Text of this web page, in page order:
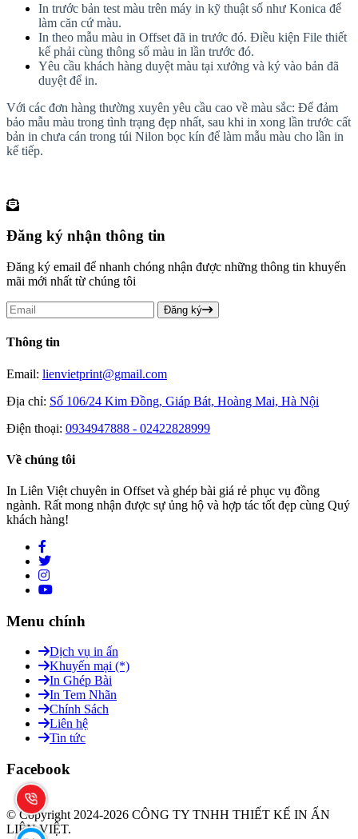
In trước bản test màu trên máy in kỹ thuật số như Konica để
làm căn cứ màu.
In theo mẫu màu in Offset đã in trước đó. Điều kiện File thiết
kế phải cùng thông số màu in lần trước đó.
Yêu cầu khách hàng duyệt màu tại xưởng và ký vào bản đã
duyệt để in.
Với các đơn hàng thường xuyên yêu cầu cao về màu sắc: Để đảm
bảo mẫu màu trong tình trạng đẹp nhất, sau khi in xong lần trước cất
bản in chưa cán trong túi Nilon bọc kín để làm mẫu màu cho lần in
kế tiếp.
Đăng ký nhận thông tin
Đăng ký email để nhanh chóng nhận được những thông tin khuyến
mãi mới nhất từ chúng tôi
Đăng ký
Thông tin
Email: lienvietprint@gmail.com
Địa chỉ: Số 106/24 Kim Đồng, Giáp Bát, Hoàng Mai, Hà Nội
Điện thoại: 0934947888 - 02422828999
Về chúng tôi
In Liên Việt chuyên in Offset và ghép bài giá rẻ phục vụ đồng
ngành. Rất mong nhận được sự ủng hộ và hợp tác tốt đẹp cùng Quý
khách hàng!
Menu chính
Dịch vụ in ấn
Khuyến mại (*)
In Ghép Bài
In Tem Nhãn
Chính Sách
Liên hệ
Tin tức
Facebook
© Copyright 2024-2026 CÔNG TY TNHH THIẾT KẾ IN ẤN
LIÊN VIỆT.